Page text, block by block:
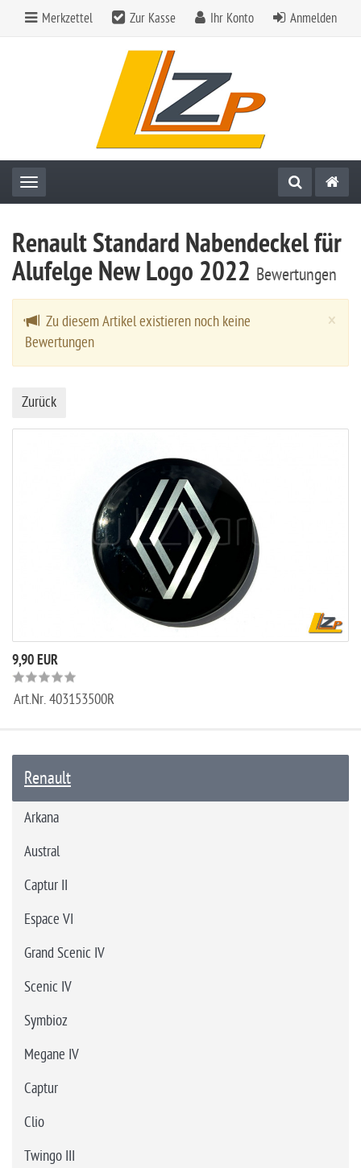
Merkzettel Zur Kasse Ihr Konto Anmelden
Toggle navigation
Renault Standard Nabendeckel für
Alufelge New Logo 2022 Bewertungen
×
Zu diesem Artikel existieren noch keine
Bewertungen
Zurück
9,90 EUR
Art.Nr.403153500R
Renault
Arkana
Austral
Captur II
Espace VI
Grand Scenic IV
Scenic IV
Symbioz
Megane IV
Captur
Clio
Twingo III